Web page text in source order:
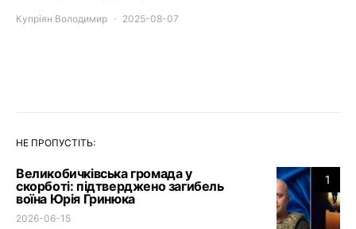
Купріян Володимир 2025-08-07
НЕ ПРОПУСТІТЬ:
1
Великобичківська громада у
скорботі: підтверджено загибель
воїна Юрія Гринюка
2026-06-15